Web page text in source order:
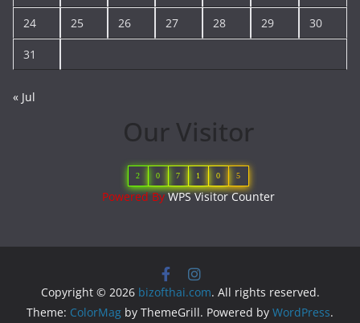
24 25 26 27 28 29 30
31
« Jul
Our Visitor
2 0 7 1 0 5
Powered ByWPS Visitor Counter
Copyright © 2026 bizofthai.com. All rights reserved.
Theme: ColorMag by ThemeGrill. Powered by WordPress.